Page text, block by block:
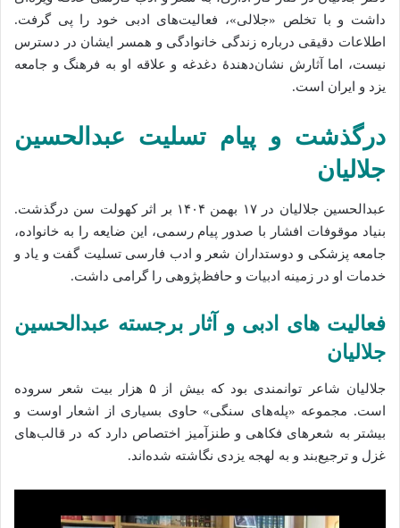
داشت و با تخلص «جلالی»، فعالیت‌های ادبی خود را پی گرفت.
اطلاعات دقیقی درباره زندگی خانوادگی و همسر ایشان در دسترس
نیست، اما آثارش نشان‌دهندهٔ دغدغه و علاقه او به فرهنگ و جامعه
یزد و ایران است.
درگذشت و پیام تسلیت عبدالحسین
جلالیان
عبدالحسین جلالیان در ۱۷ بهمن ۱۴۰۴ بر اثر کهولت سن درگذشت.
بنیاد موقوفات افشار با صدور پیام رسمی، این ضایعه را به خانواده،
جامعه پزشکی و دوستداران شعر و ادب فارسی تسلیت گفت و یاد و
خدمات او در زمینه ادبیات و حافظ‌پژوهی را گرامی داشت.
فعالیت‌ های ادبی و آثار برجسته عبدالحسین
جلالیان
جلالیان شاعر توانمندی بود که بیش از ۵ هزار بیت شعر سروده
است. مجموعه «پله‌های سنگی» حاوی بسیاری از اشعار اوست و
بیشتر به شعرهای فکاهی و طنزآمیز اختصاص دارد که در قالب‌های
غزل و ترجیع‌بند و به لهجه یزدی نگاشته شده‌اند.